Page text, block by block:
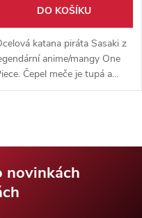
DO KOŠÍKU
katana piráta Sasaki z
anime/mangy One
Čepel meče je tupá a
z karbonové oceli,
novinkách